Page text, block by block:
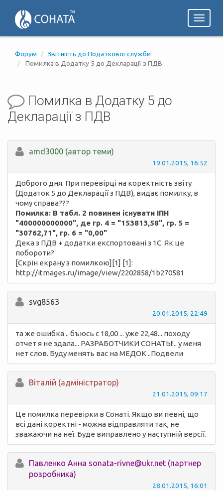
Toggle
Форум
Звітність до Податкової служби
Помилка в Додатку 5 до Декларації з ПДВ
Помилка в Додатку 5 до
Декларації з ПДВ
amd3000 (автор теми)
19.01.2015, 16:52
Доброго дня. При перевірці на коректність звіту
(Додаток 5 до Декларації з ПДВ), видає помилку, в
чому справа???
Помилка: В табл. 2 повинен існувати ІПН
"400000000000", де гр. 4 = "153813,58", гр. 5 =
"30762,71", гр. 6 = "0,00"
Дека з ПДВ + додатки експортовані з 1С. Як це
побороти?
[Скрін екрану з помилкою][1] [1]:
http://itmages.ru/image/view/2202858/1b270581
svg8563
20.01.2015, 22:49
та же ошибка .. бъюсь с 18,00 ... уже 22,48... походу
отчет я не здала... РАЗРАБОТЧИКИ СОНАТЫ!.. у меня
нет слов. Буду менять вас на МЕДОК ..Подвели
Вiталій (адміністратор)
21.01.2015, 09:17
Це помилка перевірки в Сонаті. Якщо ви певні, що
всі дані коректні - можна відправляти так, не
зважаючи на неї. Буде виправлено у наступній версії.
Павленко Анна sonata-rivne@ukr.net (партнер
розробника)
28.01.2015, 16:01